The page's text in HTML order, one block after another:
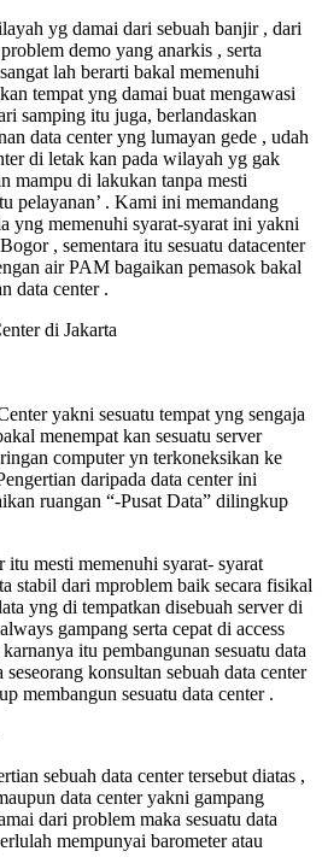
yg damai dari sebuah banjir , dari
demo yang anarkis , serta
lah berarti bakal memenuhi
tempat yng damai buat mengawasi
samping itu juga, berlandaskan
data center yng lumayan gede , udah
di letak kan pada wilayah yg gak
mampu di lakukan tanpa mesti
pelayanan’ . Kami ini memandang
yng memenuhi syarat-syarat ini yakni
, sementara itu sesuatu datacenter
air PAM bagaikan pemasok bakal
data center .
di Jakarta
yakni sesuatu tempat yng sengaja
menempat kan sesuatu server
computer yn terkoneksikan ke
daripada data center ini
ruangan “-Pusat Data” dilingkup
itu mesti memenuhi syarat- syarat
stabil dari mproblem baik secara fisikal
yng di tempatkan disebuah server di
gampang serta cepat di access
itu pembangunan sesuatu data
konsultan sebuah data center
membangun sesuatu data center .
sebuah data center tersebut diatas ,
data center yakni gampang
dari problem maka sesuatu data
mempunyai barometer atau